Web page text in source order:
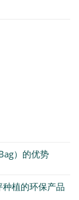
）的优势
植的环保产品